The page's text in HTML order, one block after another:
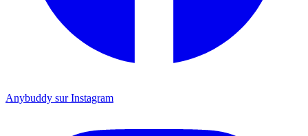
Anybuddy sur Instagram